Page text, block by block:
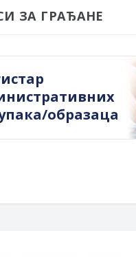
ЗА ГРАЂАНЕ
образаца